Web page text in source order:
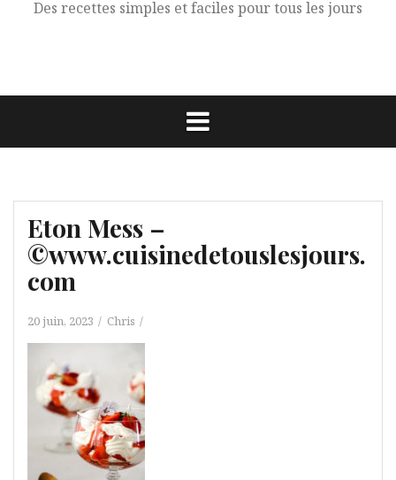
Des recettes simples et faciles pour tous les jours
Eton Mess –
©www.cuisinedetouslesjours.
com
20 juin, 2023 Chris